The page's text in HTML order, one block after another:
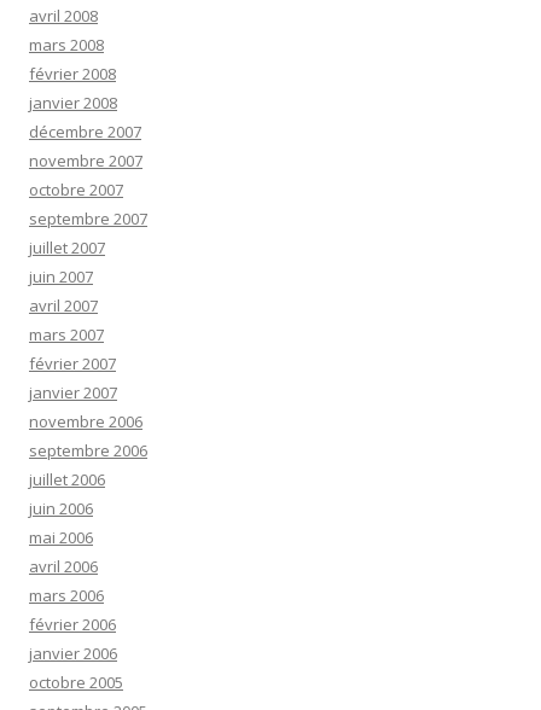
avril 2008
mars 2008
février 2008
janvier 2008
décembre 2007
novembre 2007
octobre 2007
septembre 2007
juillet 2007
juin 2007
avril 2007
mars 2007
février 2007
janvier 2007
novembre 2006
septembre 2006
juillet 2006
juin 2006
mai 2006
avril 2006
mars 2006
février 2006
janvier 2006
octobre 2005